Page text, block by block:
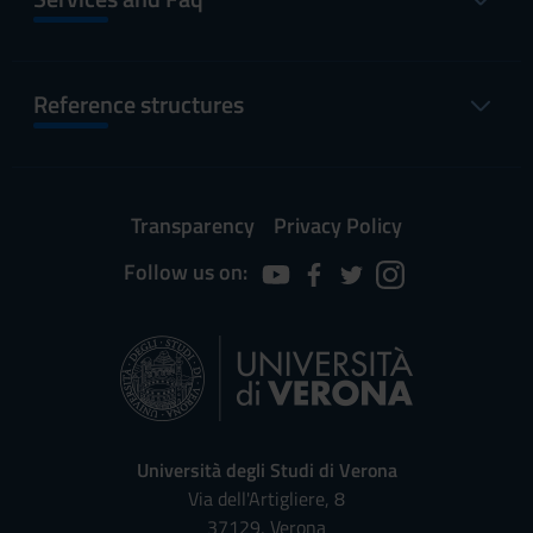
Reference structures
Transparency
Privacy Policy
Follow us on:
Università degli Studi di Verona
Via dell'Artigliere, 8
37129, Verona